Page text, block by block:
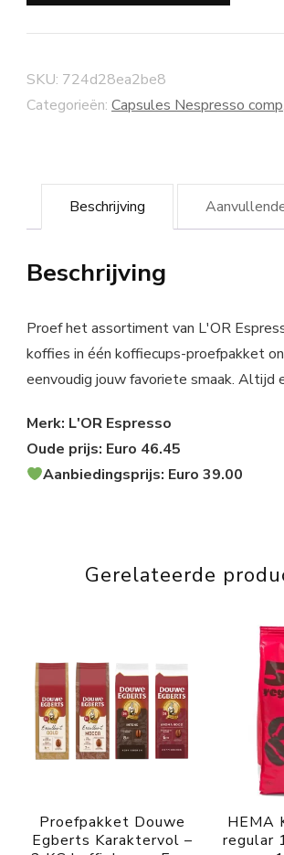
€46.45.
€39.00.
SKU: 724d28ea2be8
Categorieën: Capsules Nespresso comp
Beschrijving
Beschrijving
Proef het assortiment van L'OR
koffies in één koffiecups-proefpakket
eenvoudig jouw favoriete smaak. Altijd
Merk: L'OR Espresso
Oude prijs: Euro 46.45
Aanbiedingsprijs: Euro 39.00
Gerelateerde
Proefpakket Douwe
Egberts Karaktervol –
HEMA
regular